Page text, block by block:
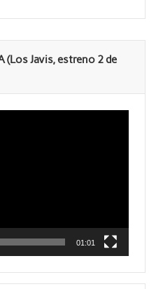
(Los Javis, estreno 2 de
01:01